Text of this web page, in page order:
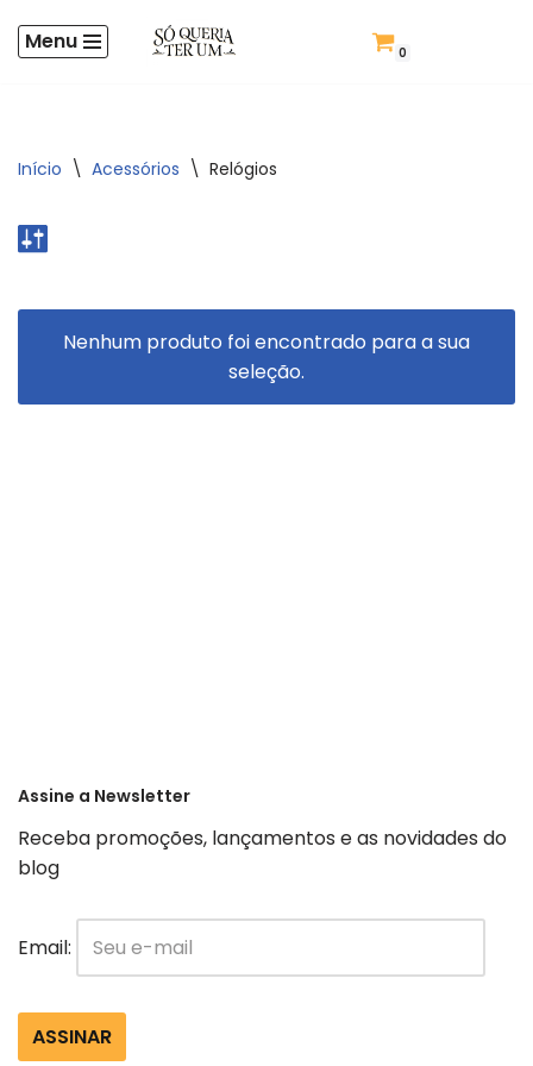
Pular
conteúdo
Menu 0
Início \ Acessórios \ Relógios
Nenhum produto foi encontrado para a sua
seleção.
Assine a Newsletter
Receba promoções, lançamentos e as novidades do
blog
Email: